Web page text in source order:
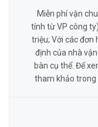
Miễn phí vận
tính từ VP công
triệu; Với các đơn
định của nhà
bàn cụ thể. Để
tham khảo trong